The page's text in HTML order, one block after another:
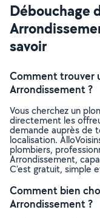
Débouchage
savoir
Comment trouver
Arrondissement ?
Vous cherchez un
directement les
demande auprès de
localisation.
plombiers,
Arrondissement,
C’est gratuit, simple
Comment bien
Arrondissement ?